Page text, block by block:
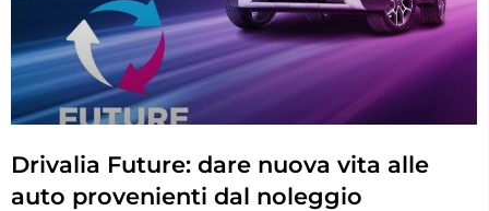
Drivalia Future: dare nuova vita alle
auto provenienti dal noleggio